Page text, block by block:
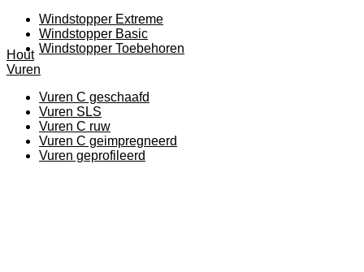
Windstopper Extreme
Windstopper Basic
Windstopper Toebehoren
Hout
Vuren
Vuren C geschaafd
Vuren SLS
Vuren C ruw
Vuren C geimpregneerd
Vuren geprofileerd